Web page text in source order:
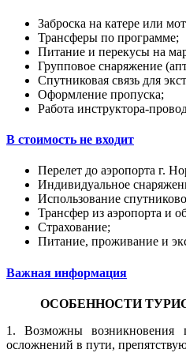
Заброска на катере или
Трансферы по программе;
Питание и перекусы на
Групповое снаряжение
Спутниковая связь для
Оформление пропуска;
Работа инструктора-
В стоимость не входит
Перелет до аэропорта г.
Индивидуальное
Использование
Трансфер из аэропорта и
Страхование;
Питание, проживание и
Важная информация
ОСОБЕННОСТИ
1.Возможны возникновения
осложнений в пути,